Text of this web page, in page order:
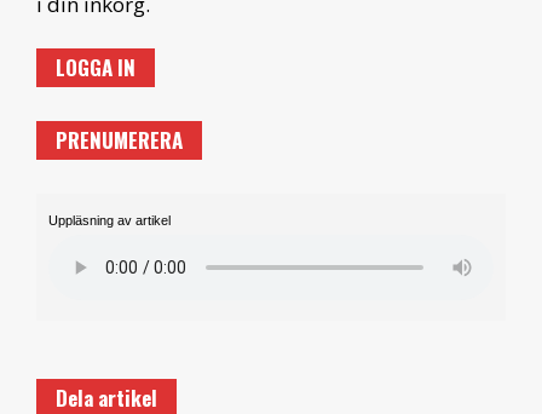
LOGGA IN
PRENUMERERA
Uppläsning av artikel
Dela artikel